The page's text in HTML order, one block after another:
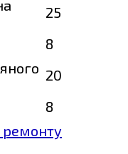
25
8
20
8
ремонту